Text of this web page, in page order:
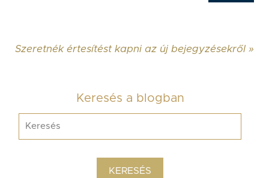
Szeretnék értesítést kapni az új bejegyzésekről »
Keresés a blogban